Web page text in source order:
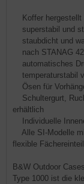
Koffer hergestellt
superstabil und
staubdicht und
nach STANAG
automatisches
temperaturstabil
Ösen für
Schultergurt,
erhältlich
Individuelle
Alle SI-Modelle
flexible
B&W Outdoor
Type 1000 ist die